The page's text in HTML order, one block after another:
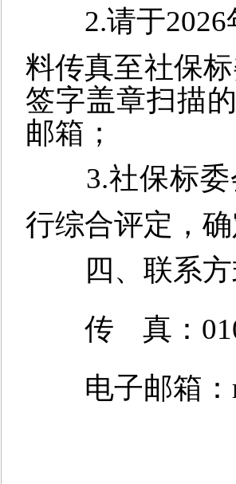
2.请于
料传真至社保
签字盖章扫描
邮箱；
3.社保标
行综合评定，
四、联系
传 真：
电子邮箱：